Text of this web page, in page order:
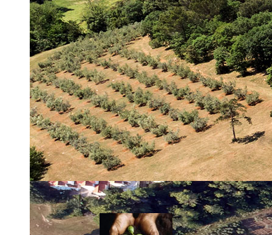
Financiranje
Proračun
Potpore
PROGRAMSKO FINANCIRANJE
Izvještavanje po uredbi
Projekti Instituta
Dialogue4Tourism
REVIVE
WASTEREDUCE
MITOMED+
WINTERMED
CASTWATER
INHERIT
CONSUMLESS PLUS
IstraOILFest
ARHIVA PROJEKATA
IstraECOinclusive